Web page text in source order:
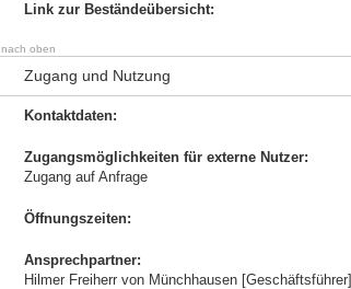
Link zur Beständeübersicht:
nach oben
Zugang und Nutzung
Kontaktdaten:
Zugangsmöglichkeiten für externe Nutzer:
Zugang auf Anfrage
Öffnungszeiten:
Ansprechpartner:
Hilmer Freiherr von Münchhausen [Geschäftsführer]